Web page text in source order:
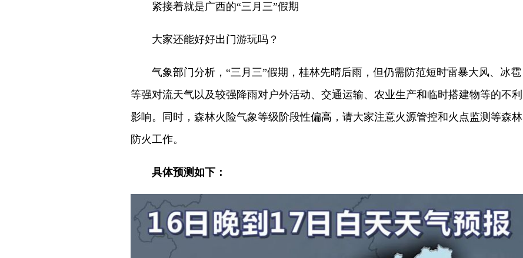
紧接着就是广西的“三月三”假期
大家还能好好出门游玩吗？
气象部门分析，“三月三”假期，桂林先晴后雨，但仍需防范短时雷暴大风、冰雹
等强对流天气以及较强降雨对户外活动、交通运输、农业生产和临时搭建物等的不利
影响。同时，森林火险气象等级阶段性偏高，请大家注意火源管控和火点监测等森林
防火工作。
具体预测如下：